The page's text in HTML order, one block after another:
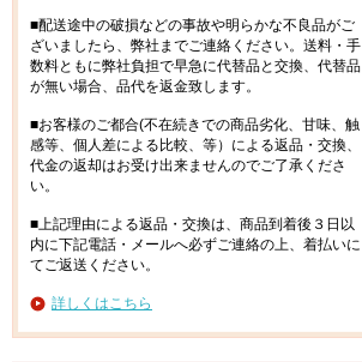
■配送途中の破損などの事故や明らかな不良品がご
ざいましたら、弊社までご連絡ください。送料・手
数料ともに弊社負担で早急に代替品と交換、代替品
が無い場合、品代を返金致します。
■お客様のご都合(不在続きでの商品劣化、甘味、触
感等、個人差による比較、等）による返品・交換、
代金の返却はお受け出来ませんのでご了承くださ
い。
■上記理由による返品・交換は、商品到着後３日以
内に下記電話・メールへ必ずご連絡の上、着払いに
てご返送ください。
詳しくはこちら